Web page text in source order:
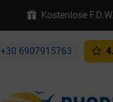
Kostenlose
+30 6907915763